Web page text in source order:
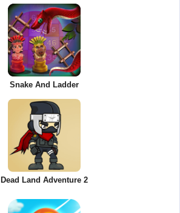
Snake And Ladder
Dead Land Adventure 2